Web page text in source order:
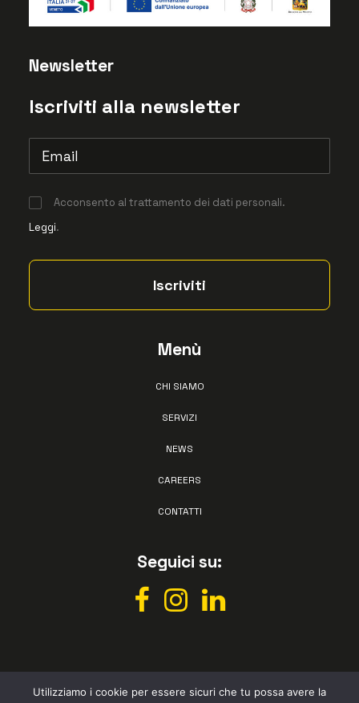
Menù
CHI SIAMO
SERVIZI
NEWS
CAREERS
CONTATTI
Newsletter
Iscriviti alla newsletter
Acconsento al trattamento dei dati personali.
Leggi.
Seguici su:
Utilizziamo i cookie per essere sicuri che tu possa avere la